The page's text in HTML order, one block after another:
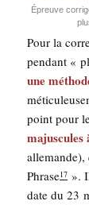
Épreuve
Pour la
pen­dant «
une
point pour
alle­mande),
Phrase17 ».
date du 23